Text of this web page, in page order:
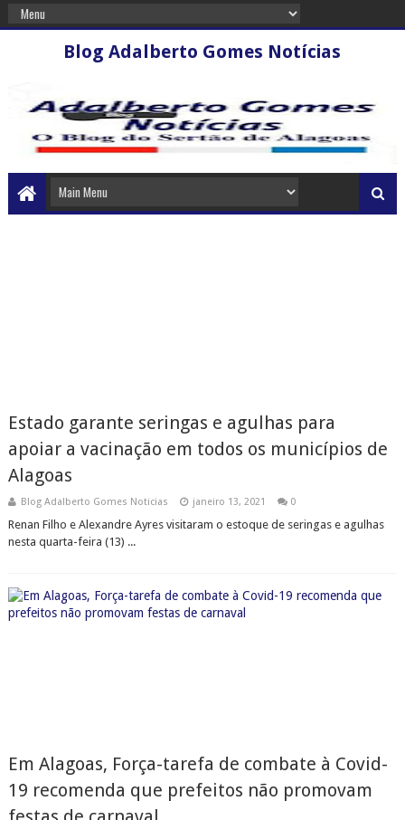
Blog Adalberto Gomes Notícias
Estado garante seringas e agulhas para
apoiar a vacinação em todos os municípios de
Alagoas
Blog Adalberto Gomes Noticias janeiro 13, 2021 0
Renan Filho e Alexandre Ayres visitaram o estoque de seringas e agulhas
nesta quarta-feira (13) ...
Em Alagoas, Força-tarefa de combate à Covid-
19 recomenda que prefeitos não promovam